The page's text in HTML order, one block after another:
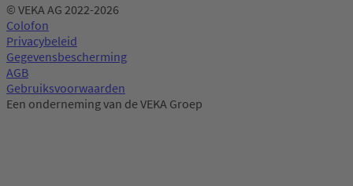
© VEKA AG 2022-2026
Colofon
Privacybeleid
Gegevensbescherming
AGB
Gebruiksvoorwaarden
Een onderneming van de VEKA Groep